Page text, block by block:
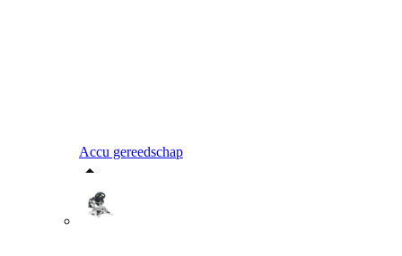
Accu gereedschap